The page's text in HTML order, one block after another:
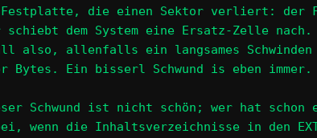
die einen Sektor verliert: der
dem System eine Ersatz-Zelle nach.
also, allenfalls ein langsames Schwinden
Bytes. Ein bisserl Schwund is eben immer.
Schwund ist nicht schön; wer hat schon
wenn die Inhaltsverzeichnisse in den